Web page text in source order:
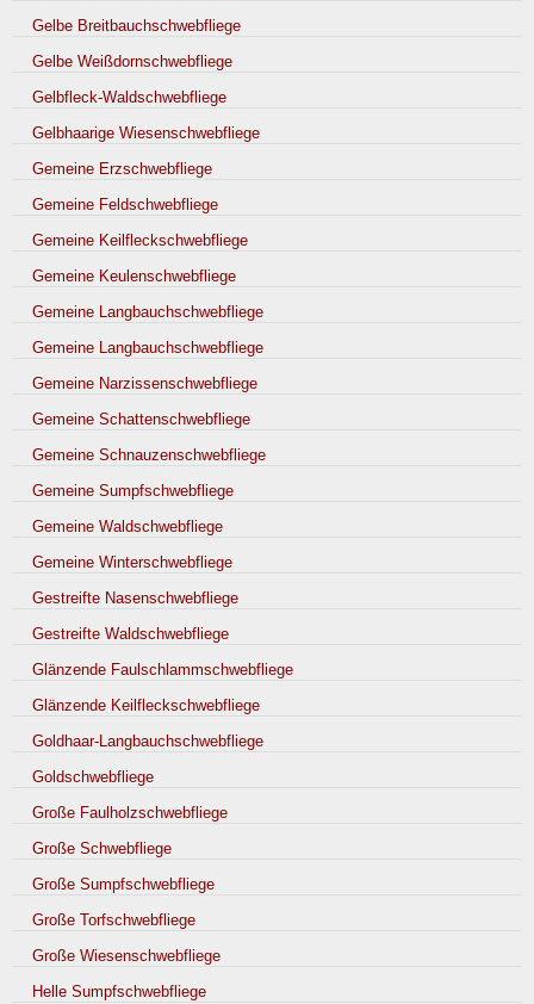
Gelbe Breitbauchschwebfliege
Gelbe Weißdornschwebfliege
Gelbfleck-Waldschwebfliege
Gelbhaarige Wiesenschwebfliege
Gemeine Erzschwebfliege
Gemeine Feldschwebfliege
Gemeine Keilfleckschwebfliege
Gemeine Keulenschwebfliege
Gemeine Langbauchschwebfliege
Gemeine Langbauchschwebfliege
Gemeine Narzissenschwebfliege
Gemeine Schattenschwebfliege
Gemeine Schnauzenschwebfliege
Gemeine Sumpfschwebfliege
Gemeine Waldschwebfliege
Gemeine Winterschwebfliege
Gestreifte Nasenschwebfliege
Gestreifte Waldschwebfliege
Glänzende Faulschlammschwebfliege
Glänzende Keilfleckschwebfliege
Goldhaar-Langbauchschwebfliege
Goldschwebfliege
Große Faulholzschwebfliege
Große Schwebfliege
Große Sumpfschwebfliege
Große Torfschwebfliege
Große Wiesenschwebfliege
Helle Sumpfschwebfliege